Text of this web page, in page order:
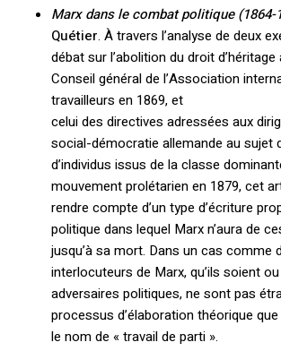
Votre panier est
Retourner à la
librairie
Marx dans le combat politique (1864-
Quétier. À travers l’analyse de deux
débat sur l’abolition du droit
Conseil général de l’Association
travailleurs en 1869, et
celui des directives adressées aux
social-démocratie allemande au sujet
d’individus issus de la classe
mouvement prolétarien en 1879, cet
rendre compte d’un type d’écriture
politique dans lequel Marx n’aura de
jusqu’à sa mort. Dans un cas comme
interlocuteurs de Marx, qu’ils soient
adversaires politiques, ne sont pas
processus d’élaboration théorique
le nom de « travail de parti ».